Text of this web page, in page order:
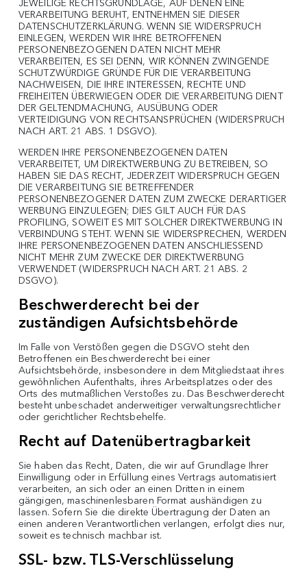
JEWEILIGE RECHTSGRUNDLAGE, AUF DENEN EINE
VERARBEITUNG BERUHT, ENTNEHMEN SIE DIESER
DATENSCHUTZERKLÄRUNG. WENN SIE WIDERSPRUCH
EINLEGEN, WERDEN WIR IHRE BETROFFENEN
PERSONENBEZOGENEN DATEN NICHT MEHR
VERARBEITEN, ES SEI DENN, WIR KÖNNEN ZWINGENDE
SCHUTZWÜRDIGE GRÜNDE FÜR DIE VERARBEITUNG
NACHWEISEN, DIE IHRE INTERESSEN, RECHTE UND
FREIHEITEN ÜBERWIEGEN ODER DIE VERARBEITUNG DIENT
DER GELTENDMACHUNG, AUSÜBUNG ODER
VERTEIDIGUNG VON RECHTSANSPRÜCHEN (WIDERSPRUCH
NACH ART. 21 ABS. 1 DSGVO).
WERDEN IHRE PERSONENBEZOGENEN DATEN
VERARBEITET, UM DIREKTWERBUNG ZU BETREIBEN, SO
HABEN SIE DAS RECHT, JEDERZEIT WIDERSPRUCH GEGEN
DIE VERARBEITUNG SIE BETREFFENDER
PERSONENBEZOGENER DATEN ZUM ZWECKE DERARTIGER
WERBUNG EINZULEGEN; DIES GILT AUCH FÜR DAS
PROFILING, SOWEIT ES MIT SOLCHER DIREKTWERBUNG IN
VERBINDUNG STEHT. WENN SIE WIDERSPRECHEN, WERDEN
IHRE PERSONENBEZOGENEN DATEN ANSCHLIESSEND
NICHT MEHR ZUM ZWECKE DER DIREKTWERBUNG
VERWENDET (WIDERSPRUCH NACH ART. 21 ABS. 2
DSGVO).
Beschwerderecht bei der
zuständigen Aufsichtsbehörde
Im Falle von Verstößen gegen die DSGVO steht den
Betroffenen ein Beschwerderecht bei einer
Aufsichtsbehörde, insbesondere in dem Mitgliedstaat ihres
gewöhnlichen Aufenthalts, ihres Arbeitsplatzes oder des
Orts des mutmaßlichen Verstoßes zu. Das Beschwerderecht
besteht unbeschadet anderweitiger verwaltungsrechtlicher
oder gerichtlicher Rechtsbehelfe.
Recht auf Datenübertragbarkeit
Sie haben das Recht, Daten, die wir auf Grundlage Ihrer
Einwilligung oder in Erfüllung eines Vertrags automatisiert
verarbeiten, an sich oder an einen Dritten in einem
gängigen, maschinenlesbaren Format aushändigen zu
lassen. Sofern Sie die direkte Übertragung der Daten an
einen anderen Verantwortlichen verlangen, erfolgt dies nur,
soweit es technisch machbar ist.
SSL- bzw. TLS-Verschlüsselung